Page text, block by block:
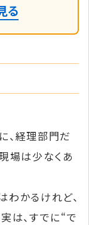
る
、経理部門だ
場は少なくあ
かるけれど、
は、すでに“で